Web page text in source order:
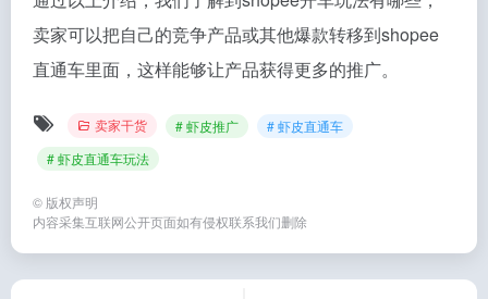
卖家可以把自己的竞争产品或其他爆款转移到shopee
直通车里面，这样能够让产品获得更多的推广。
卖家干货 # 虾皮推广
# 虾皮直通车
# 虾皮直通车玩法
© 版权声明
内容采集互联网公开页面如有侵权联系我们删除